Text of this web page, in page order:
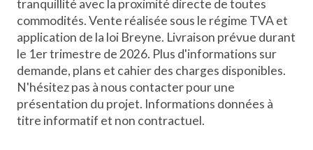
tranquillité avec la proximité directe de toutes
commodités. Vente réalisée sous le régime TVA et
application de la loi Breyne. Livraison prévue durant
le 1er trimestre de 2026. Plus d'informations sur
demande, plans et cahier des charges disponibles.
N'hésitez pas à nous contacter pour une
présentation du projet. Informations données à
titre informatif et non contractuel.